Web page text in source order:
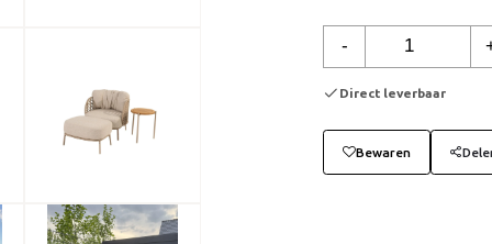
-
Direct leverbaar
Bewaren